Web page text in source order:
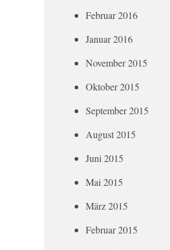
Februar 2016
Januar 2016
November 2015
Oktober 2015
September 2015
August 2015
Juni 2015
Mai 2015
März 2015
Februar 2015